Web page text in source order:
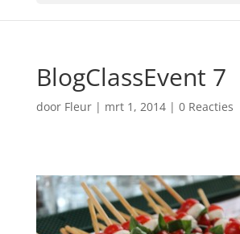
BlogClassEvent 7
door Fleur| mrt 1, 2014| 0 Reacties